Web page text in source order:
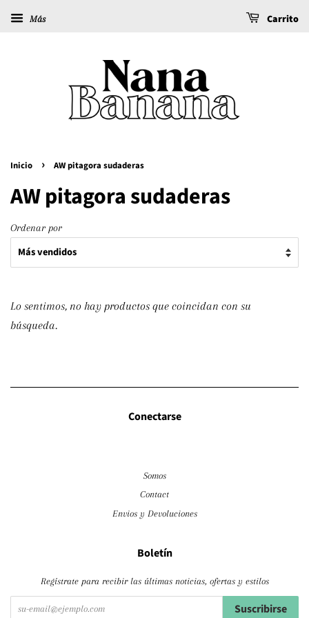
Más Carrito
Inicio › AW pitagora sudaderas
AW pitagora sudaderas
Ordenar por
Lo sentimos, no hay productos que coincidan con su
búsqueda.
Conectarse
Somos
Contact
Envios y Devoluciones
Boletín
Regístrate para recibir las últimas noticias, ofertas y estilos
Suscribirse